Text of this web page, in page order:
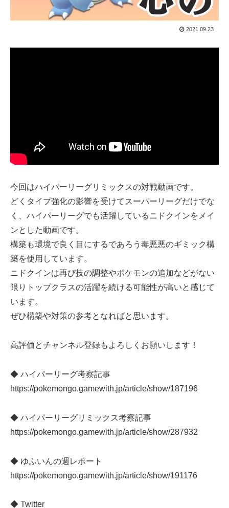
2021.09.23
今回はハイパーリーグリミックスの対戦動画です。
どくタイプ強化の影響を受けてスーパーリーグだけでな
く、ハイパーリーグでも活躍しているニドクインをメイ
ンとした動画です。
構築も環境で良く目にするであろう毒悪悪のギミック構
築を使用しています。
ニドクインは再び技の調整やポケモンの追加などがない
限りトップクラスの活躍を続ける可能性が高いと感じて
います。
ぜひ構築や対策の参考となればと思います。
高評価とチャンネル登録もよろしくお願いします！
◆ ハイパーリーグ考察記事
https://pokemongo.gamewith.jp/article/show/187196
◆ ハイパーリーグリミックス考察記事
https://pokemongo.gamewith.jp/article/show/287932
◆ ゆふいんの週レポート
https://pokemongo.gamewith.jp/article/show/191176
◆ Twitter